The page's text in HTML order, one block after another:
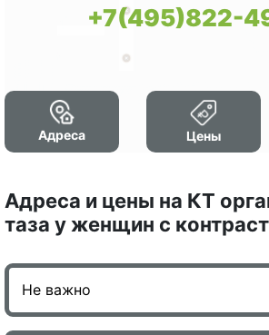
+7(495)822-
Адреса Цены
Адреса и цены на КТ
таза у женщин с